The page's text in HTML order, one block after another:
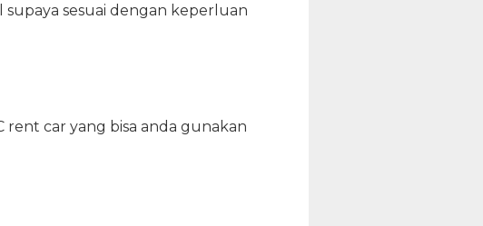
sesuai dengan keperluan
rent car yang bisa anda gunakan